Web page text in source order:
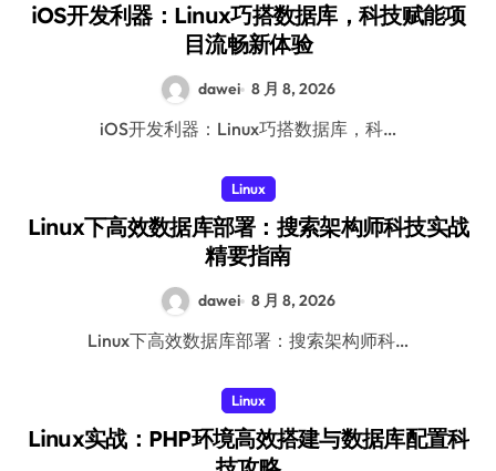
iOS开发利器：Linux巧搭数据库，科技赋能项
目流畅新体验
dawei 8 月 8, 2026
iOS开发利器：Linux巧搭数据库，科…
Linux
Linux下高效数据库部署：搜索架构师科技实战
精要指南
dawei 8 月 8, 2026
Linux下高效数据库部署：搜索架构师科…
Linux
Linux实战：PHP环境高效搭建与数据库配置科